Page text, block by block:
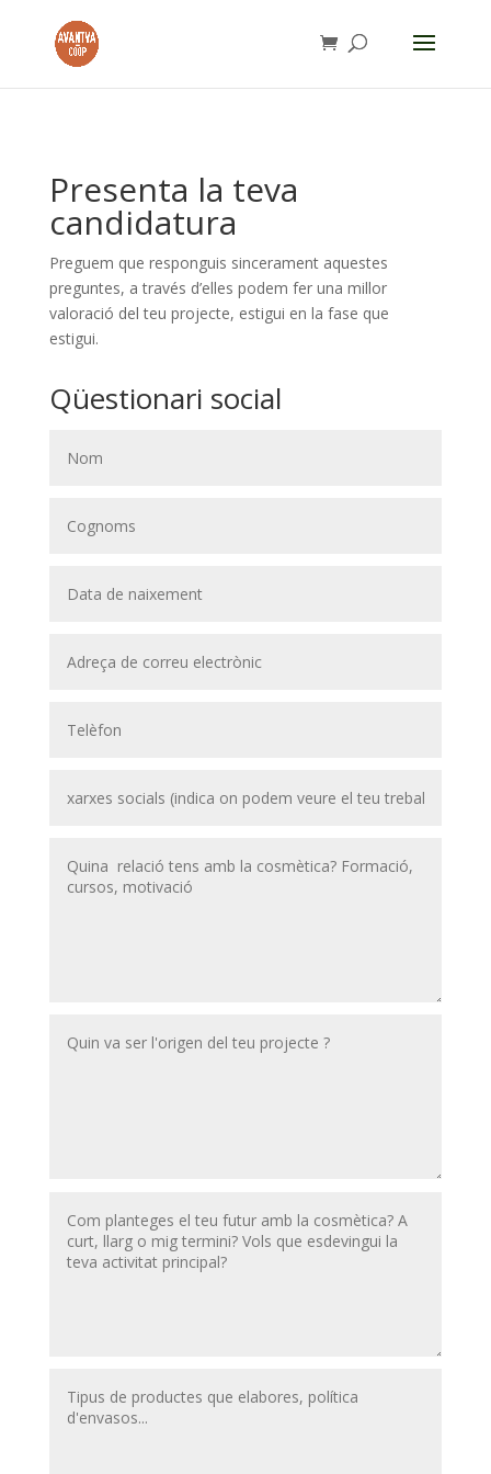
Presenta la teva
candidatura
Preguem que responguis sincerament aquestes
preguntes, a través d’elles podem fer una millor
valoració del teu projecte, estigui en la fase que
estigui.
Qüestionari social